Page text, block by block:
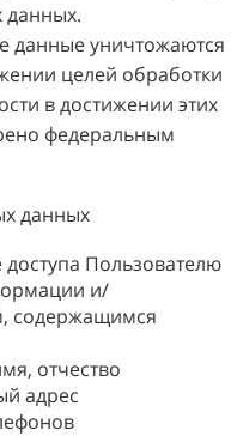
данных.
данные уничтожаются
целей обработки
в достижении этих
федеральным
данных
доступа Пользователю
и/
содержащимся
отчество
адрес